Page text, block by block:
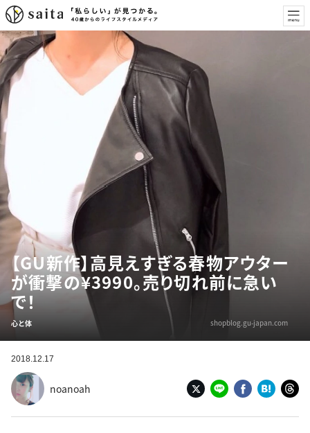
【GU新作】高見えすぎる春物アウター
が衝撃の¥3990。売り切れ前に急い
で！
心と体 shopblog.gu-japan.com
2018.12.17
noanoah